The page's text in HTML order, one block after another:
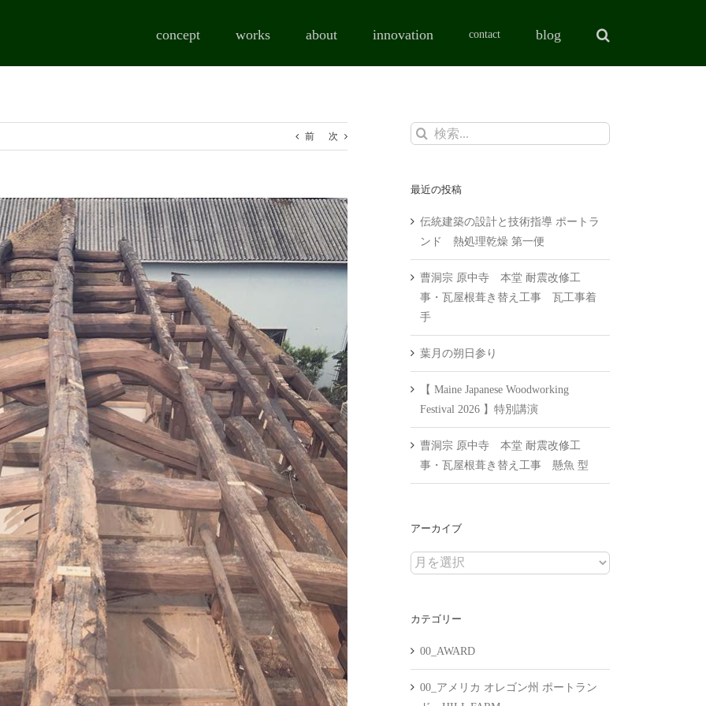
concept works about innovation contact blog
前 次
検
最近の投稿
伝統建築の設計と技術指導 ポートラ
ンド 熱処理乾燥 第一便
曹洞宗 原中寺 本堂 耐震改修工
事・瓦屋根葺き替え工事 瓦工事着
手
葉月の朔日参り
【 Maine Japanese Woodworking
Festival 2026 】特別講演
曹洞宗 原中寺 本堂 耐震改修工
事・瓦屋根葺き替え工事 懸魚 型
アーカイブ
ア
イ
カテゴリー
00_AWARD
00_アメリカ オレゴン州 ポートラン